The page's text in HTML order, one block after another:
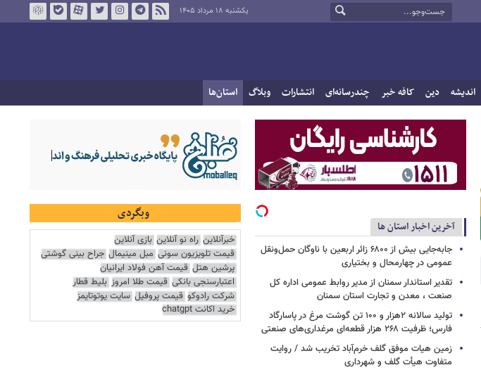
یکشنبه ۱۸ مرداد ۱۴۰۵
اندیشه دین کافه خبر چندرسانه‌ای انتشارات وبلاگ استان‌ها
آخرین اخبار استان ها
جابه‌جایی بیش از ۶۸۰۰ زائر اربعین با ناوگان حمل‌ونقل
عمومی در چهارمحال و بختیاری
تقدیر استاندار سمنان از مدیر روابط عمومی اداره کل
صنعت ، معدن و تجارت استان سمنان
تولید سالانه ۲هزار و ۱۰۰ تن گوشت مرغ در پاسارگاد
فارس؛ ظرفیت ۲۶۸ هزار قطعه‌ای مرغداری‌های صنعتی
زمین هیات موفق گلف خرم‌آباد تخریب شد / روایت
متفاوت هیأت گلف و شهرداری
وبگردی
خبرآنلاین راه نو آنلاین بازی آنلاین
قیمت تلویزیون سونی مبل مینیمال جراح بینی گوشتی
پرشین هتل قیمت آهن فولاد ایرانیان
اعتبارسنجی بانکی قیمت طلا امروز بلیط قطار
شرکت رادوکو قیمت پروفیل سایت یوتوتایمز
خرید اکانت chatgpt